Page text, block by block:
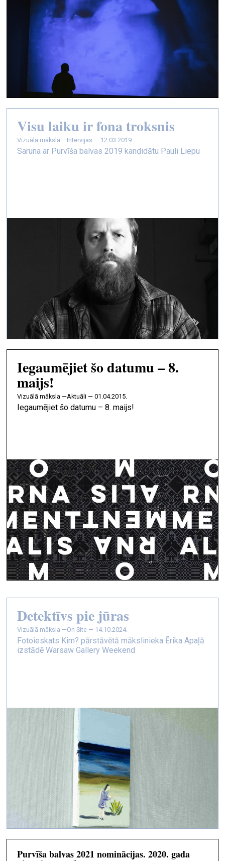
Visu laiku ir fona troksnis
vizuālā māksla —Intervijas — 12.03.2019.
Saruna ar Purvīša balvas 2019 kandidātu Pauli Liepu
Iegaumējiet šo datumu – 8.
maijs!
vizuālā māksla —Aktuāli — 01.04.2015.
Iegaumējiet šo datumu – 8. maijs!
Detektīvs pie jūras
vizuālā māksla —On Site — 14.10.2024.
Fotoieskats Kim? pārstāvētā mākslinieka Ērika Apaļā
izstādē Warsaw Gallery Weekend
Purvīša balvas 2021 nominācijas. 2020. gada